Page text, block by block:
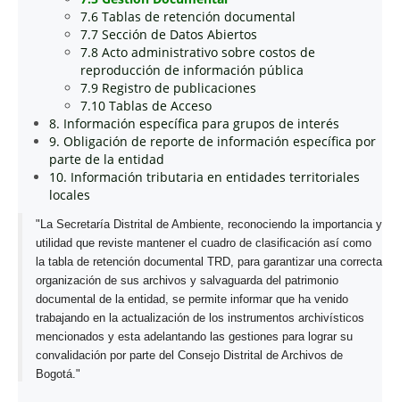
7.6 Tablas de retención documental
7.7 Sección de Datos Abiertos
7.8 Acto administrativo sobre costos de
reproducción de información pública
7.9 Registro de publicaciones
7.10 Tablas de Acceso
8. Información específica para grupos de interés
9. Obligación de reporte de información específica por
parte de la entidad
10. Información tributaria en entidades territoriales
locales
"La Secretaría Distrital de Ambiente, reconociendo la importancia y
utilidad que reviste mantener el cuadro de clasificación así como
la tabla de retención documental TRD, para garantizar una correcta
organización de sus archivos y salvaguarda del patrimonio
documental de la entidad, se permite informar que ha venido
trabajando en la actualización de los instrumentos archivísticos
mencionados y esta adelantando las gestiones para lograr su
convalidación por parte del Consejo Distrital de Archivos de
Bogotá."